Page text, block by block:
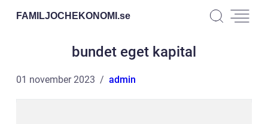
FAMILJOCHEKONOMI.se
bundet eget kapital
01 november 2023 admin